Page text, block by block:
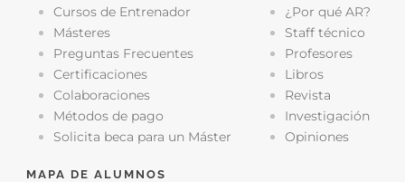
Cursos de Entrenador
Másteres
Preguntas Frecuentes
Certificaciones
Colaboraciones
Métodos de pago
Solicita beca para un Máster
¿Por qué AR?
Staff técnico
Profesores
Libros
Revista
Investigación
Opiniones
MAPA DE ALUMNOS